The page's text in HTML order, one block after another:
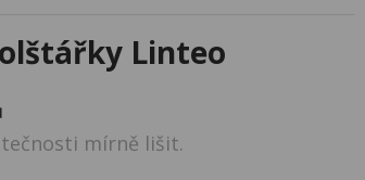
Linteo
mírně lišit.